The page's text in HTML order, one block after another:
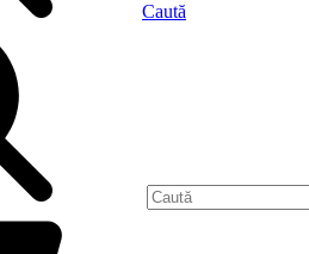
Caută